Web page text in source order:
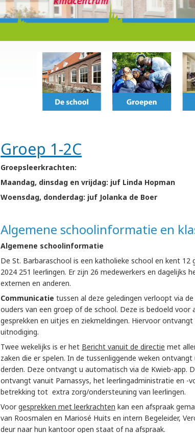
Groep 1-2C
Groepsleerkrachten:
Maandag, dinsdag en vrijdag: juf Linda Hopman
Woensdag, donderdag: juf Jolanka de Boer
Algemene schoolinformatie en
Algemene schoolinformatie
De St. Barbaraschool is een katholieke school en kent
2024 251 leerlingen. Er zijn 26 medewerkers en dagelijks
externen en anderen.
Communicatie tussen al deze geledingen verloopt via de
ouders van een groep of de school. Deze is bedoeld
gesprekken en uitjes en ziekmeldingen. Hiervoor
uitnodiging.
Twee wekelijks is er het Bericht vanuit de directie met
zaken die er spelen. In de tussenliggende weken
derden. Deze ontvangt u automatisch via de Kwieb-app.
ontvangt vanuit Parnassys, het leerlingadministratie en -
betrekking tot extra zorg/ondersteuning van leerlingen.
Voor gesprekken met leerkrachten kan een afspraak
van Roosmalen en Mariosé Huits en intern Begeleider,
deur naar hun kantoor open staat of na afspraak.